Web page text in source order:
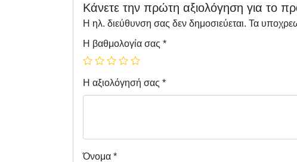
Κάνετε την πρώτη αξιολόγηση για το
Η ηλ. διεύθυνση σας δεν δημοσιεύεται. Τα
Η βαθμολογία σας *
Η αξιολόγησή σας *
Όνομα *